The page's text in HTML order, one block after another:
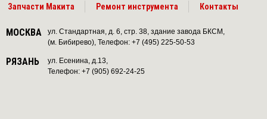
Запчасти Макита Ремонт инструмента Контакты
МОСКВА
ул. Стандартная, д. 6, стр. 38, здание завода БКСМ,
(м. Бибирево), Телефон: +7 (495) 225-50-53
РЯЗАНЬ
ул. Есенина, д.13,
Телефон: +7 (905) 692-24-25